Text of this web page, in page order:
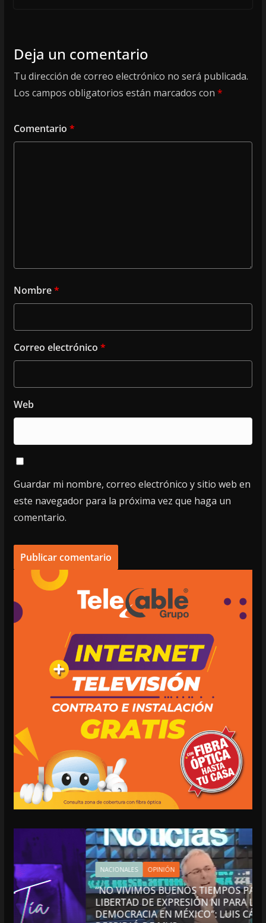
Deja un comentario
Tu dirección de correo electrónico no será publicada.
Los campos obligatorios están marcados con *
Comentario *
Nombre*
Correo electrónico *
Web
Guardar mi nombre, correo electrónico y sitio web en
este navegador para la próxima vez que haga un
comentario.
NACIONALES OPINIÓN
“NO VIVIMOS BUENOS TIEMPOS PARA LA
LIBERTAD DE EXPRESIÓN NI PARA LA
DEMOCRACIA EN MÉXICO”: LUIS CÁRDENAS; SE